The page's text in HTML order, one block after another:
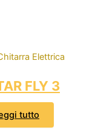
Elettrica
FLY 3
tutto